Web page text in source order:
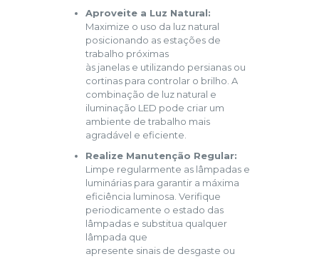
Aproveite a Luz Natural:
Maximize o uso da luz natural
posicionando as estações de
trabalho próximas
às janelas e utilizando persianas ou
cortinas para controlar o brilho. A
combinação de luz natural e
iluminação LED pode criar um
ambiente de trabalho mais
agradável e eficiente.
Realize Manutenção Regular:
Limpe regularmente as lâmpadas e
luminárias para garantir a máxima
eficiência luminosa. Verifique
periodicamente o estado das
lâmpadas e substitua qualquer
lâmpada que
apresente sinais de desgaste ou